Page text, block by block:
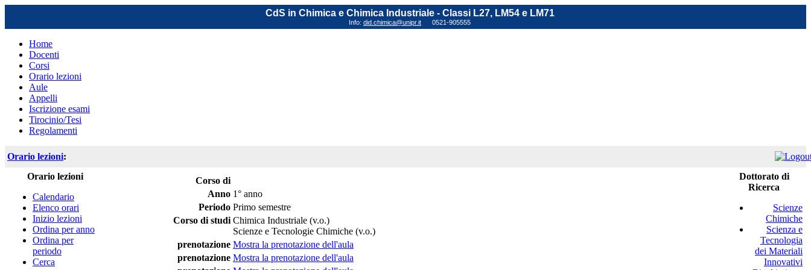
CdS in Chimica e Chimica Industriale - Classi L27, LM54 e LM71
Info: did.chimica@unipr.it 0521-905555
Home
Docenti
Corsi
Orario lezioni
Aule
Appelli
Iscrizione esami
Tirocinio/Tesi
Regolamenti
Orario lezioni:
Orario lezioni
Calendario
Elenco orari
Inizio lezioni
Ordina per anno
Ordina per
periodo
Cerca
Corso di
Anno 1° anno
Periodo Primo semestre
Corso di studi Chimica Industriale (v.o.)
Scienze e Tecnologie Chimiche (v.o.)
prenotazione Mostra la prenotazione dell'aula
prenotazione Mostra la prenotazione dell'aula
Dottorato di
Ricerca
Scienze
Chimiche
Scienza e
Tecnologia
dei Materiali
Innovativi